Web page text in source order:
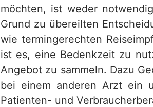
möchten, ist weder
Grund zu übereilten
wie termingerechten
ist es, eine Bedenkzeit zu
Angebot zu sammeln. Dazu
bei einem anderen Arzt ein
Patienten- und